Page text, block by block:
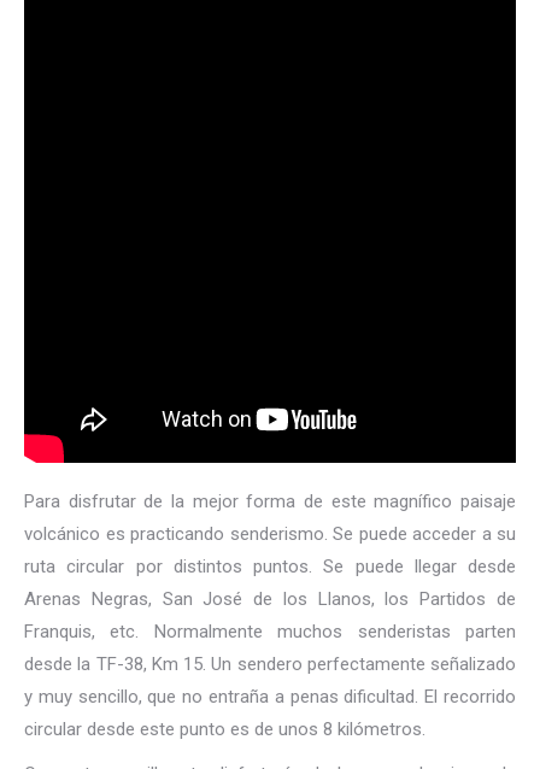
Para disfrutar de la mejor forma de este magnífico paisaje
volcánico es practicando senderismo. Se puede acceder a su
ruta circular por distintos puntos. Se puede llegar desde
Arenas Negras, San José de los Llanos, los Partidos de
Franquis, etc. Normalmente muchos senderistas parten
desde la TF-38, Km 15. Un sendero perfectamente señalizado
y muy sencillo, que no entraña a penas dificultad. El recorrido
circular desde este punto es de unos 8 kilómetros.